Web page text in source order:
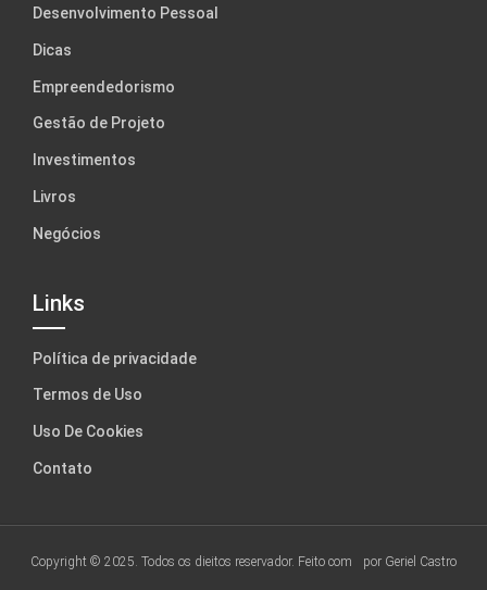
Desenvolvimento Pessoal
Dicas
Empreendedorismo
Gestão de Projeto
Investimentos
Livros
Negócios
Links
Política de privacidade
Termos de Uso
Uso De Cookies
Contato
Copyright © 2025. Todos os dieitos reservador. Feito com por Geriel Castro